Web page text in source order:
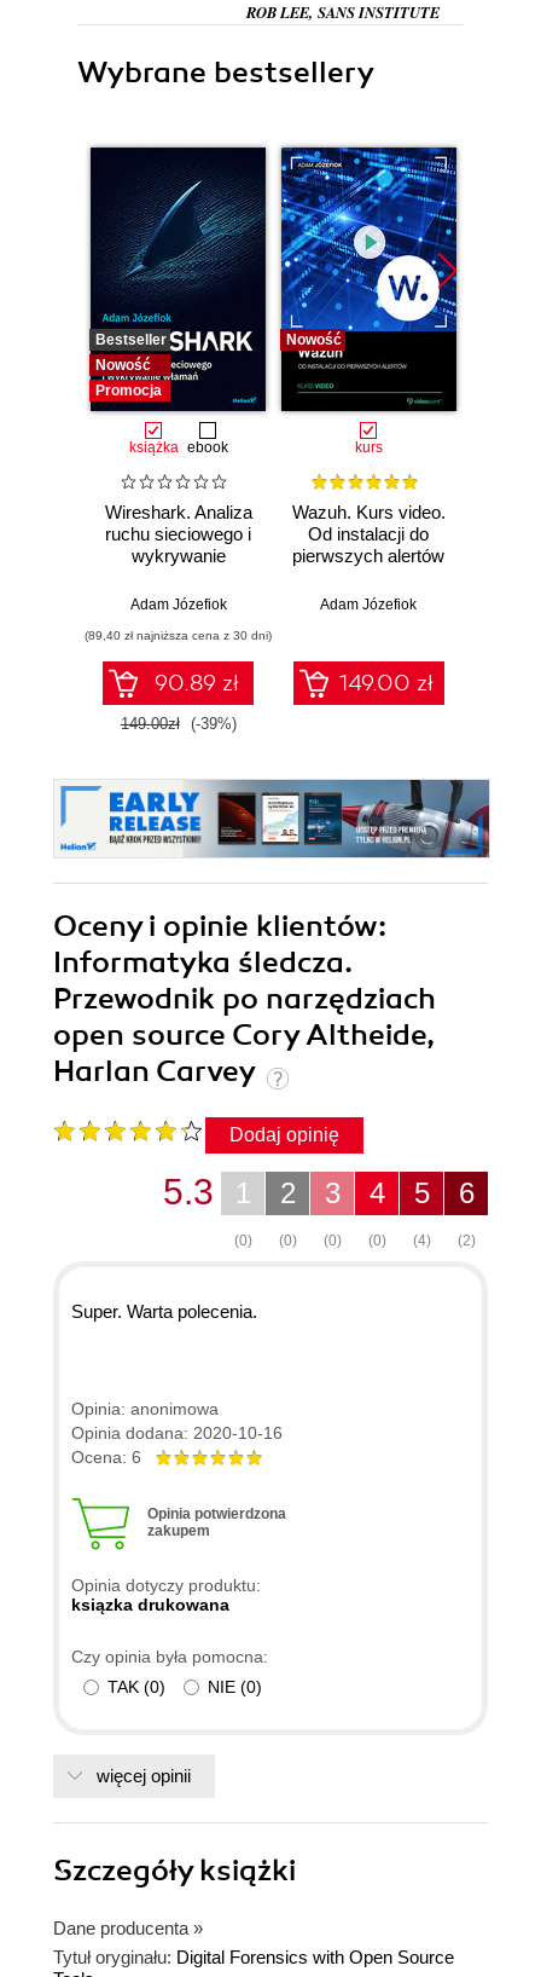
ROB LEE, SANS INSTITUTE
Wybrane bestsellery
Bestseller
Nowość
Promocja
książka ebook
Wireshark. Analiza
ruchu sieciowego i
wykrywanie
Adam Józefiok
(89,40 zł najniższa cena z 30 dni)
90.89 zł
149.00zł (-39%)
Nowość
kurs
Wazuh. Kurs video.
Od instalacji do
pierwszych alertów
Adam Józefiok
149.00 zł
Oceny i opinie klientów:
Informatyka śledcza.
Przewodnik po narzędziach
open source Cory Altheide,
Harlan Carvey
Dodaj opinię
6
(2)
5
(4)
4
(0)
3
(0)
2
(0)
1
(0)
5.3
Super. Warta polecenia.
Opinia: anonimowa
Opinia dodana: 2020-10-16
Ocena: 6
Opinia potwierdzona
zakupem
Opinia dotyczy produktu:
ksiązka drukowana
Czy opinia była pomocna:
TAK (0) NIE (0)
więcej opinii
Szczegółyksiążki
Dane producenta »
Tytuł oryginału: Digital Forensics with Open Source